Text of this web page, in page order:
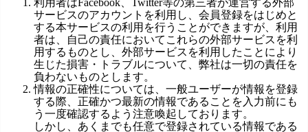
利用者はFacebook、Twitter等の第三者が運営する外部
サービスのアカウントを利用し、会員登録をはじめと
する本サービスの利用を行うことができますが、利用
者は、自己の責任においてこれらの外部サービスを利
用するものとし、外部サービスを利用したことにより
生じた損害・トラブルについて、弊社は一切の責任を
負わないものとします。
情報の正確性については、一般ユーザーが情報を登録
する際、正確かつ最新の情報であることを入力前にも
う一度確認するよう注意喚起しております。
しかし、あくまでも任意で登録されている情報である